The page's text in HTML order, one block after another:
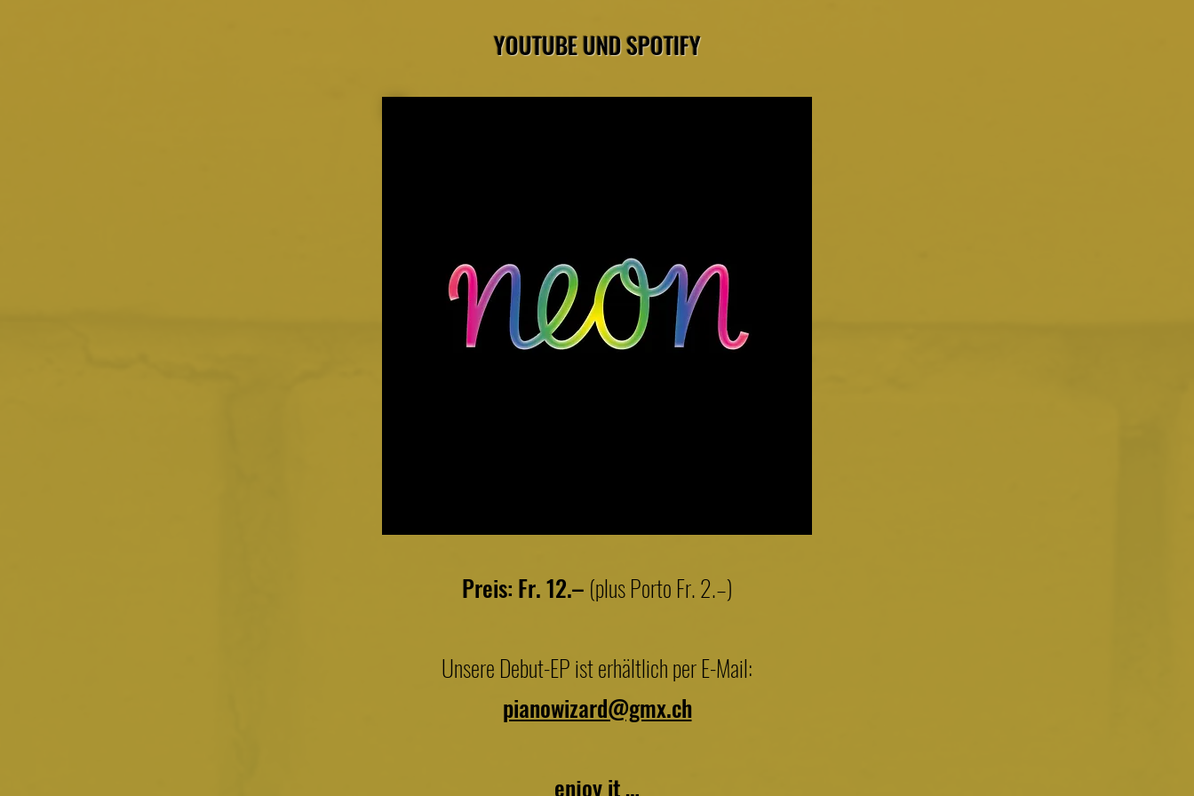
YOUTUBE UND SPOTIFY
Preis: Fr. 12.– (plus Porto Fr. 2.–)
Unsere Debut-EP ist erhältlich per E-Mail:
pianowizard@gmx.ch
enjoy it …